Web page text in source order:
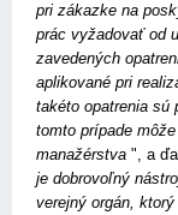
pri zákazke na
prác vyžadovať od
zavedených
aplikované pri
takéto opatrenia sú
tomto prípade
manažérstva ", a
je dobrovoľný
verejný orgán,